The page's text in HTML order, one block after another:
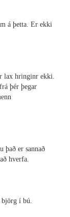
á þetta. Er ekki
lax hringinr ekki.
þér þegar
það er sannað
hverfa.
í bú.